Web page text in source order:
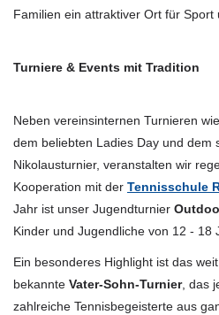
Familien ein attraktiver Ort für Sport
Turniere & Events mit Tradition
Neben vereinsinternen Turnieren
dem beliebten Ladies Day und dem
Nikolausturnier, veranstalten wir
Kooperation mit der Tennisschule
Jahr ist unser Jugendturnier
Kinder und Jugendliche von 12 - 18
Ein besonderes Highlight ist das
bekannte Vater-Sohn-Turnier, das
zahlreiche Tennisbegeisterte aus